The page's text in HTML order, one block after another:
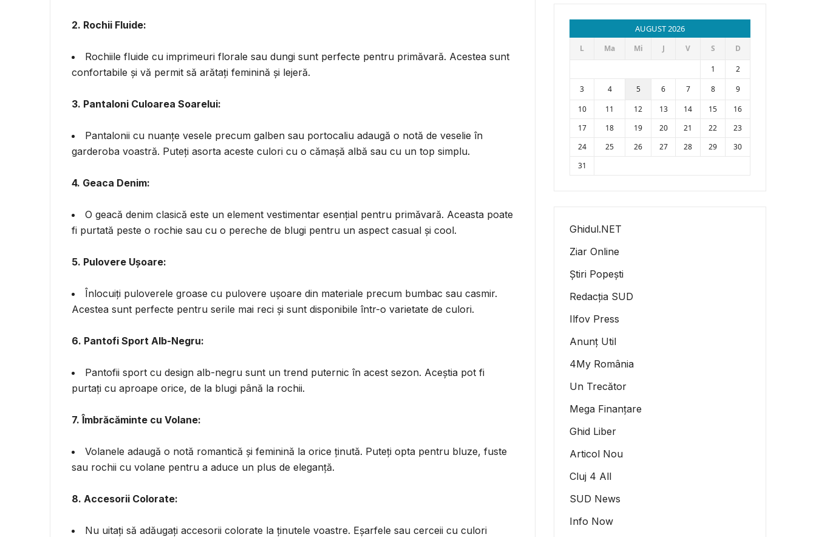
2. Rochii Fluide:
Rochiile fluide cu imprimeuri florale sau dungi sunt perfecte pentru primăvară. Acestea sunt
confortabile și vă permit să arătați feminină și lejeră.
3. Pantaloni Culoarea Soarelui:
Pantalonii cu nuanțe vesele precum galben sau portocaliu adaugă o notă de veselie în
garderoba voastră. Puteți asorta aceste culori cu o cămașă albă sau cu un top simplu.
4. Geaca Denim:
O geacă denim clasică este un element vestimentar esențial pentru primăvară. Aceasta poate
fi purtată peste o rochie sau cu o pereche de blugi pentru un aspect casual și cool.
5. Pulovere Ușoare:
Înlocuiți puloverele groase cu pulovere ușoare din materiale precum bumbac sau casmir.
Acestea sunt perfecte pentru serile mai reci și sunt disponibile într-o varietate de culori.
6. Pantofi Sport Alb-Negru:
Pantofii sport cu design alb-negru sunt un trend puternic în acest sezon. Aceștia pot fi
purtați cu aproape orice, de la blugi până la rochii.
7. Îmbrăcăminte cu Volane:
Volanele adaugă o notă romantică și feminină la orice ținută. Puteți opta pentru bluze, fuste
sau rochii cu volane pentru a aduce un plus de eleganță.
8. Accesorii Colorate:
Nu uitați să adăugați accesorii colorate la ținutele voastre. Eșarfele sau cerceii cu culori
AUGUST 2026
L Ma Mi J V S
D
1
2
3
4 5 6 7 8
9
10
11 12 13 14 15
16
17
18 19 20 21 22
23
24
25 26 27 28 29
30
31
Ghidul.NET
Ziar Online
Știri Popești
Redacția SUD
Ilfov Press
Anunț Util
4My România
Un Trecător
Mega Finanțare
Ghid Liber
Articol Nou
Cluj 4 All
SUD News
Info Now